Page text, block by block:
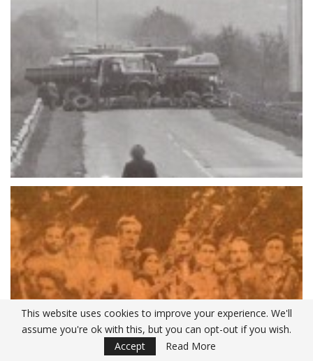
This website uses cookies to improve your experience. We'll
assume you're ok with this, but you can opt-out if you wish.
Accept
Read More